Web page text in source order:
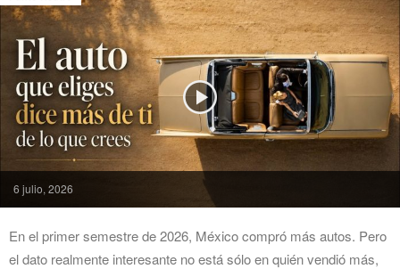
6 julio, 2026
En el primer semestre de 2026, México compró más autos. Pero
el dato realmente interesante no está sólo en quién vendió más,